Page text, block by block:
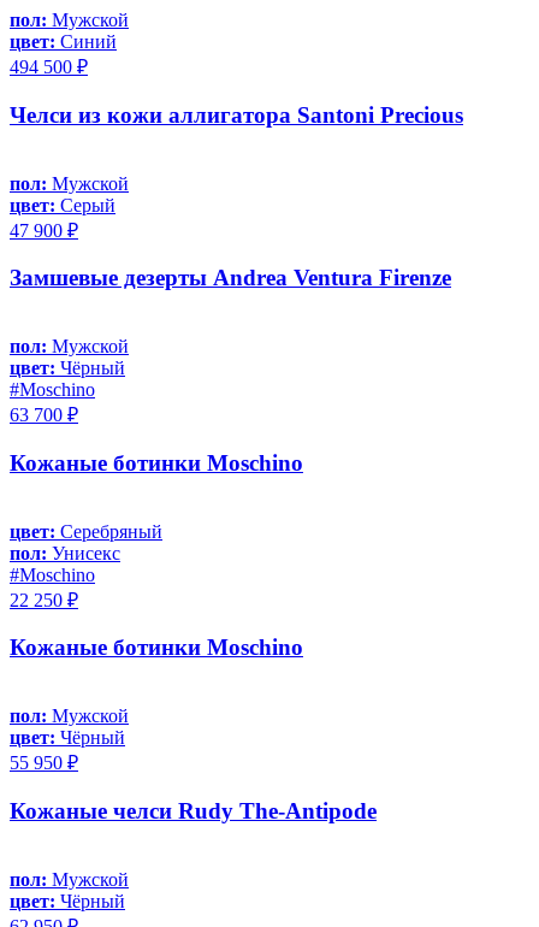
пол: Мужской
цвет: Синий
494 500 ₽
Челси из кожи аллигатора Santoni Precious
пол: Мужской
цвет: Серый
47 900 ₽
Замшевые дезерты Andrea Ventura Firenze
пол: Мужской
цвет: Чёрный
#Moschino
63 700 ₽
Кожаные ботинки Moschino
цвет: Серебряный
пол: Унисекс
#Moschino
22 250 ₽
Кожаные ботинки Moschino
пол: Мужской
цвет: Чёрный
55 950 ₽
Кожаные челси Rudy The-Antipode
пол: Мужской
цвет: Чёрный